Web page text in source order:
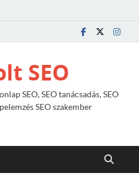
SEO
SEO, SEO tanácsadás, SEO
SEO szakember